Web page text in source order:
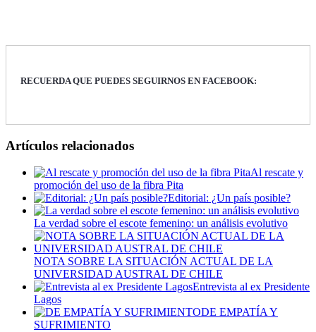
RECUERDA QUE PUEDES SEGUIRNOS EN FACEBOOK:
Artículos relacionados
Al rescate y
promoción del uso de la fibra Pita
Editorial: ¿Un país posible?
La verdad sobre el escote femenino: un análisis evolutivo
NOTA SOBRE LA SITUACIÓN ACTUAL DE LA
UNIVERSIDAD AUSTRAL DE CHILE
Entrevista al ex Presidente
Lagos
DE EMPATÍA Y
SUFRIMIENTO